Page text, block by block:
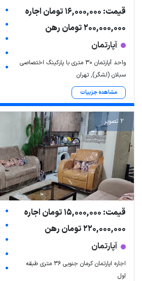
قیمت: 16,000,000 تومان اجاره
200,000,000 تومان رهن
آپارتمان
واحد آپارتمان ۳۰ متری با پارکینگ اختصاصی
سبلان (لشگر), تهران
مشاهده جزییات
2 تصویر
قیمت: 15,000,000 تومان اجاره
220,000,000 تومان رهن
آپارتمان
اجاره اپارتمان کرمان جنوبی ۳۶ متری طبقه
اول